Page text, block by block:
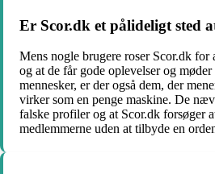
Er Scor.dk et pålideligt sted
Mens nogle brugere roser Scor.dk for
og at de får gode oplevelser og
mennesker, er der også dem, der
virker som en penge maskine. De
falske profiler og at Scor.dk forsøger
medlemmerne uden at tilbyde en